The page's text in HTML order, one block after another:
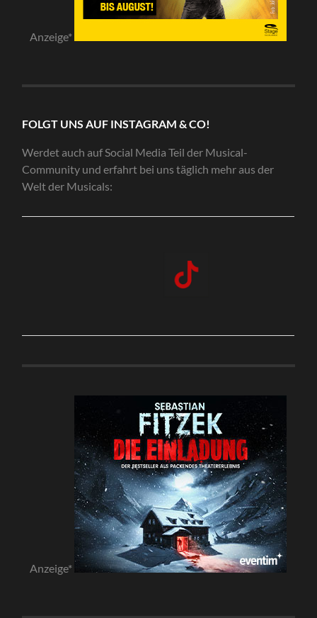
Anzeige*
FOLGT UNS AUF INSTAGRAM & CO!
Werdet auch auf Social Media Teil der Musical-
Community und erfahrt bei uns täglich mehr aus der
Welt der Musicals:
Anzeige*